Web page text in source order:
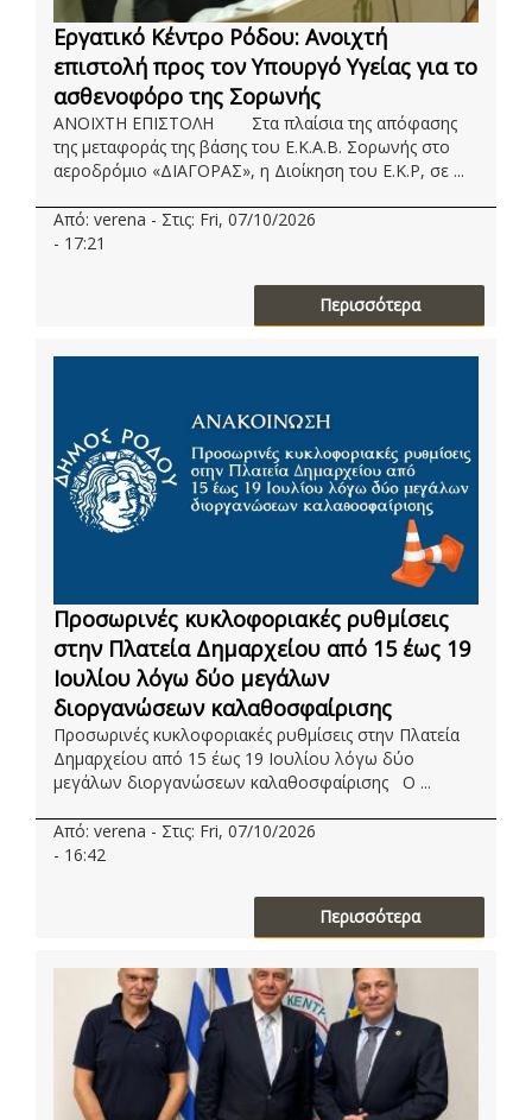
Εργατικό Κέντρο Ρόδου: Ανοιχτή
επιστολή προς τον Υπουργό Υγείας για το
ασθενοφόρο της Σορωνής
ΑΝΟΙΧΤΗ ΕΠΙΣΤΟΛΗ Στα πλαίσια της απόφασης
της μεταφοράς της βάσης του Ε.Κ.Α.Β. Σορωνής στο
αεροδρόμιο «ΔΙΑΓΟΡΑΣ», η Διοίκηση του Ε.Κ.Ρ, σε ...
Από: verena - Στις: Fri, 07/10/2026
- 17:21
Περισσότερα
Προσωρινές κυκλοφοριακές ρυθμίσεις
στην Πλατεία Δημαρχείου από 15 έως 19
Ιουλίου λόγω δύο μεγάλων
διοργανώσεων καλαθοσφαίρισης
Προσωρινές κυκλοφοριακές ρυθμίσεις στην Πλατεία
Δημαρχείου από 15 έως 19 Ιουλίου λόγω δύο
μεγάλων διοργανώσεων καλαθοσφαίρισης Ο ...
Από: verena - Στις: Fri, 07/10/2026
- 16:42
Περισσότερα